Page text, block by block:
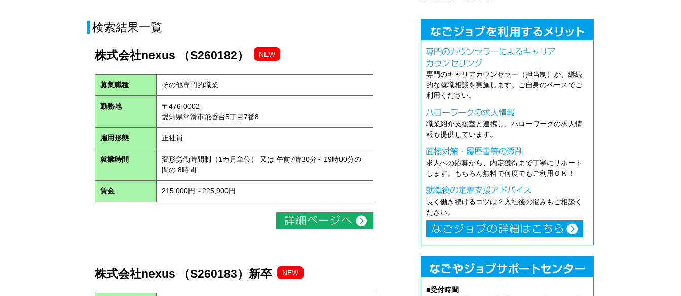
検索結果一覧
株式会社nexus （S260182） NEW
募集職種 その他専門的職業
勤務地
〒476-0002
愛知県常滑市飛香台5丁目7番8
雇用形態 正社員
就業時間
変形労働時間制（1カ月単位） 又は 午前7時30分～19時00分の
間の 8時間
賃金 215,000円～225,900円
株式会社nexus （S260183）新卒 NEW
専門のキャリアカウンセラー（担当制）が、継続
的な就職相談を実施します。ご自身のペースでご
利用ください。
職業紹介支援室と連携し、ハローワークの求人情
報も提供しています。
求人への応募から、内定獲得まで丁寧にサポート
します。もちろん無料で何度でもご利用ＯＫ！
長く働き続けるコツは？入社後の悩みもご相談く
ださい。
■受付時間